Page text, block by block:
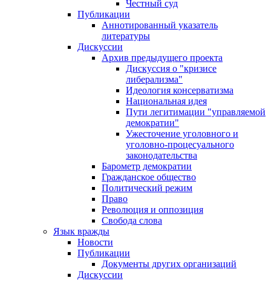
Честный суд
Публикации
Аннотированный указатель
литературы
Дискуссии
Архив предыдущего проекта
Дискуссия о "кризисе
либерализма"
Идеология консерватизма
Национальная идея
Пути легитимации "управляемой
демократии"
Ужесточение уголовного и
уголовно-процесуального
законодательства
Барометр демократии
Гражданское общество
Политический режим
Право
Революция и оппозиция
Свобода слова
Язык вражды
Новости
Публикации
Документы других организаций
Дискуссии